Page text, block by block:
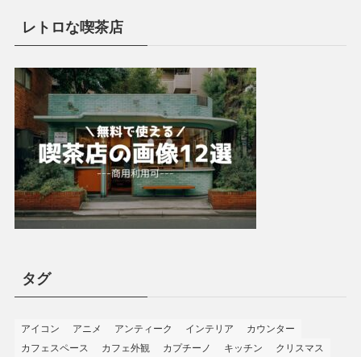
レトロな喫茶店
タグ
アイコン アニメ アンティーク インテリア
カウンター
カフェスペース
カフェ外観 カプチーノ キッチン
クリスマス